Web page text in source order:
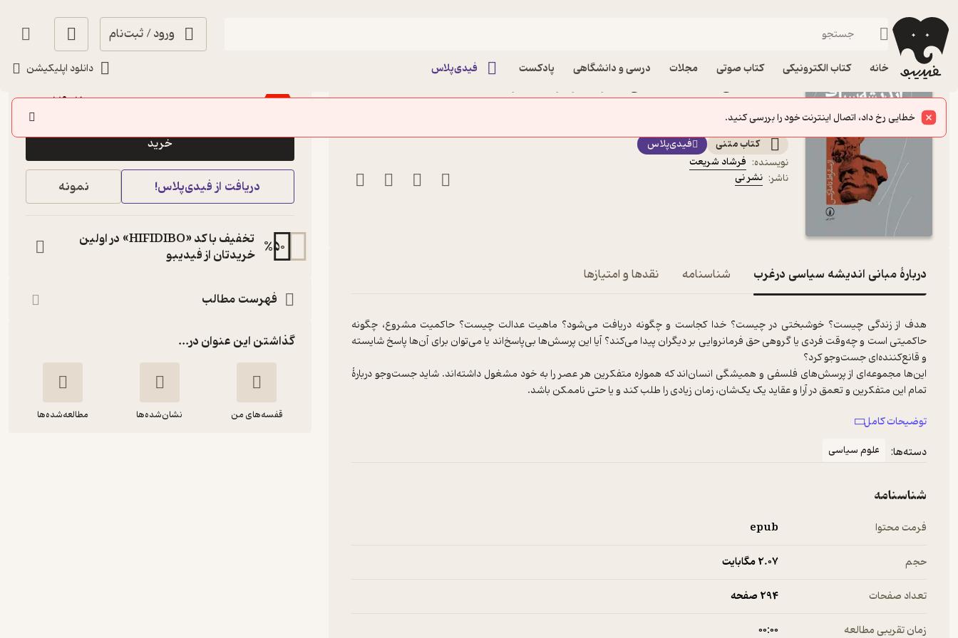
ورود / ثبت‌نام
خانه کتاب الکترونیکی کتاب صوتی مجلات درسی و دانشگاهی پادکست فیدی‌پلاس دانلود اپلیکیشن
فیدیبو کتاب الکترونیکی
نشر نی
از سقراط تا مارکس
کتاب متنی
فیدی‌پلاس
نویسنده: فرشاد شریعت
ناشر: نشر نی
دربارۀ مبانی اندیشه سیاسی درغرب شناسنامه نقدها و امتیازها
هدف از زندگی چیست؟ خوشبختی در چیست؟ خدا کجاست و چگونه دریافت می‌شود؟ ماهیت عدالت چیست؟ حاکمیت مشروع، چگونه
حاکمیتی است و چه‌وقت فردی یا گروهی حق فرمانروایی بر دیگران پیدا می‌کند؟ آیا این پرسش‌ها بی‌پاسخ‌اند یا می‌توان برای آن‌ها پاسخ شایسته
این‌ها مجموعه‌ای از پرسش‌های فلسفی و همیشگی انسان‌اند که همواره متفکرین هر عصر را به خود مشغول داشته‌اند. شاید جست‌وجو دربارهٔ
بنیادهای فکری این فیلسوفان سیاسی استمرار یافته و به‌تدریج در طول یک دورهٔ تاریخی نسبتاً طولانی قوام گرفته است.
توضیحات کامل
دسته‌ها:
علوم سیاسی
شناسنامه
فرمت محتوا epub
حجم 2.۰۷ مگابایت
تعداد صفحات 294 صفحه
زمان تقریبی مطالعه ۰۰:۰۰
٪10
88,000
79,200تومان
خرید
دریافت از فیدی‌پلاس! نمونه
%50
تخفیف با کد «HIFIDIBO» در اولین
خریدتان از فیدیبو
فهرست مطالب
گذاشتن این عنوان در...
قفسه‌های من نشان‌شده‌ها مطالعه‌شده‌ها